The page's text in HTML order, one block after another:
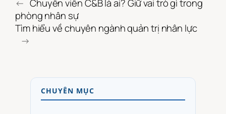
← Chuyên viên C&B là ai? Giữ vai trò gì trong
phòng nhân sự
Tìm hiểu về chuyên ngành quản trị nhân lực
→
CHUYÊN MỤC